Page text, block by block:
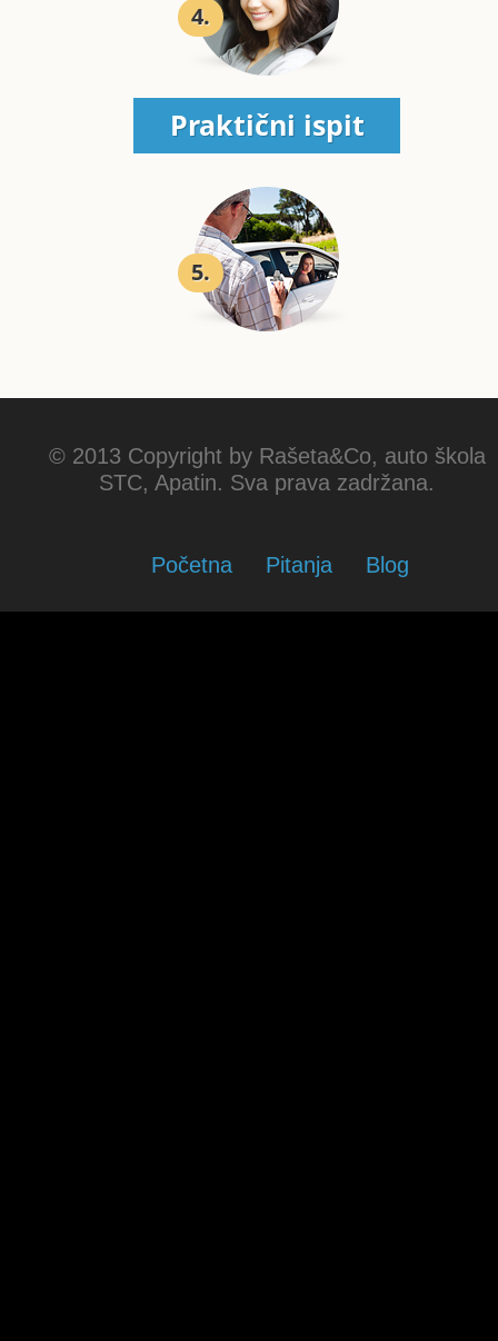
4.
Praktični ispit
5.
© 2013 Copyright by Rašeta&Co, auto škola
STC, Apatin. Sva prava zadržana.
Početna Pitanja Blog